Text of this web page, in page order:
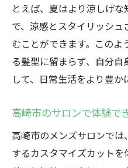
とえば、夏はより涼しげ
で、涼感とスタイリッシ
むことができます。この
る髪型に留まらず、自分
して、日常生活をより豊か
高崎市のサロンで体験で
高崎市のメンズサロンで
するカスタマイズカット